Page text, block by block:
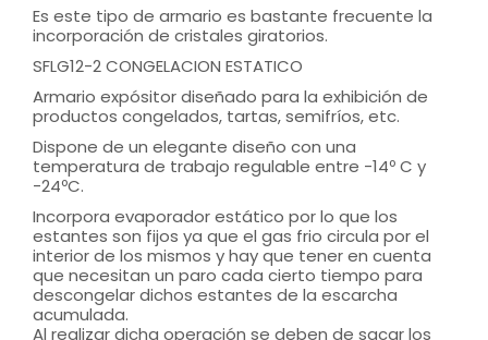
Es este tipo de armario es bastante frecuente la
incorporación de cristales giratorios.
SFLG12-2 CONGELACION ESTATICO
Armario expósitor diseñado para la exhibición de
productos congelados, tartas, semifríos, etc.
Dispone de un elegante diseño con una
temperatura de trabajo regulable entre -14º C y
-24ºC.
Incorpora evaporador estático por lo que los
estantes son fijos ya que el gas frio circula por el
interior de los mismos y hay que tener en cuenta
que necesitan un paro cada cierto tiempo para
descongelar dichos estantes de la escarcha
acumulada.
Al realizar dicha operación se deben de sacar los